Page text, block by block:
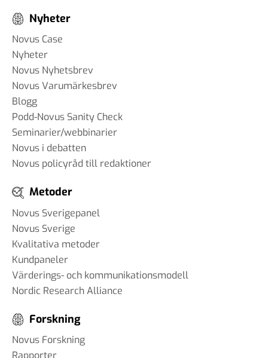
Nyheter
Novus Case
Nyheter
Novus Nyhetsbrev
Novus Varumärkesbrev
Blogg
Podd-Novus Sanity Check
Seminarier/webbinarier
Novus i debatten
Novus policyråd till redaktioner
Metoder
Novus Sverigepanel
Novus Sverige
Kvalitativa metoder
Kundpaneler
Värderings- och kommunikationsmodell
Nordic Research Alliance
Forskning
Novus Forskning
Rapporter